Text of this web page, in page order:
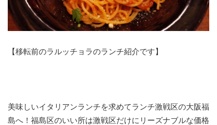
【移転前のラルッチョラのランチ紹介です】
美味しいイタリアンランチを求めてランチ激戦区の大阪福
島へ！福島区のいい所は激戦区だけにリーズナブルな価格